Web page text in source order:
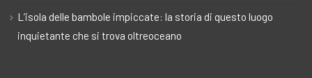
L’isola delle bambole impiccate: la storia di questo luogo
inquietante che si trova oltreoceano